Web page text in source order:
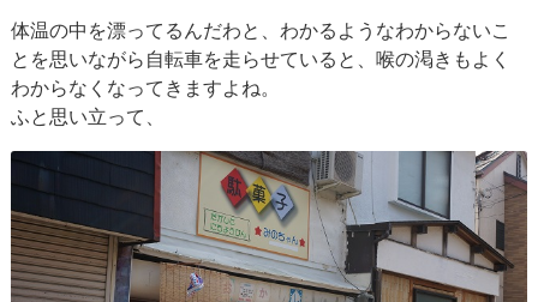
体温の中を漂ってるんだわと、わかるようなわからないこ
とを思いながら自転車を走らせていると、喉の渇きもよく
わからなくなってきますよね。
ふと思い立って、